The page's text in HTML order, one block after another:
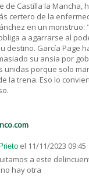
de Castilla la Mancha,
certero de la
en un monstruo:
obliga a agarrarse al
destino. García Page
su ansia por
unidas porque solo
la trena. Eso lo
el 11/11/2023 09:45
a este
hay otra